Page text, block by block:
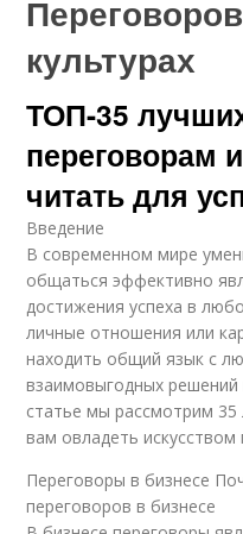
культурах
ТОП-35
переговорам
читать для
Введение
В современном мире
общаться эффективно
достижения успеха в
личные отношения или
находить общий язык с
взаимовыгодных
статье мы рассмотрим 35
вам овладеть
Переговоры в бизнесе
переговоров в бизнесе